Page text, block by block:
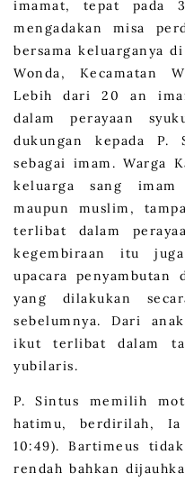
imamat, tepat pada
mengadakan misa
bersama keluarganya
Wonda, Kecamatan
Lebih dari 20 an
dalam perayaan
dukungan kepada P.
sebagai imam. Warga
keluarga sang
maupun muslim,
terlibat dalam
kegembiraan itu
upacara penyambutan
yang dilakukan
sebelumnya. Dari
ikut terlibat dalam
yubilaris.
P. Sintus memilih
hatimu, berdirilah, Ia
10:49). Bartimeus
rendah bahkan